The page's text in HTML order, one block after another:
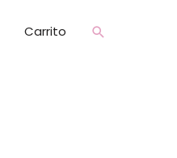
Carrito Buscar